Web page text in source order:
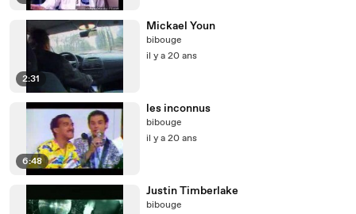
2:31
Mickael Youn
bibouge
il y a 20 ans
6:48
les inconnus
bibouge
il y a 20 ans
Justin Timberlake
bibouge